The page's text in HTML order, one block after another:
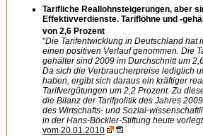
Tarifliche Reallohnsteigerungen, aber
Effektivverdienste. Tariflöhne und -
von 2,6 Prozent
"Die Tarifentwicklung in Deutschland hat
einen positiven Verlauf genommen. Die
gehälter sind 2009 im Durchschnitt um
Da sich die Verbraucherpreise lediglich
haben, ergibt sich daraus ein kräftiger
Tarifvergütungen um 2,2 Prozent. Zu
die Bilanz der Tarifpolitik des Jahres
des Wirtschafts- und Sozial-
in der Hans-Böckler-Stiftung heute vorlegt
vom 20.01.2010